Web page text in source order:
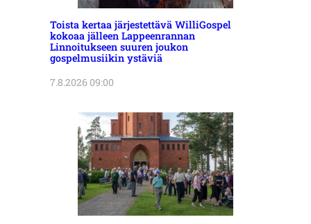
Toista kertaa järjestettävä WilliGospel
kokoaa jälleen Lappeenrannan
Linnoitukseen suuren joukon
gospelmusiikin ystäviä
7.8.2026 09:00